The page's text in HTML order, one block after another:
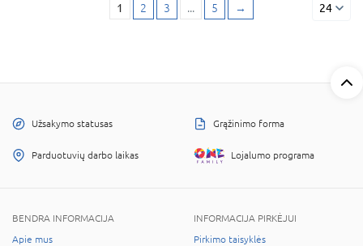
1 2 3 ... 5 → 24
Užsakymo statusas Grąžinimo forma
Parduotuvių darbo laikas Lojalumo programa
BENDRA INFORMACIJA
Apie mus
INFORMACIJA PIRKĖJUI
Pirkimo taisyklės